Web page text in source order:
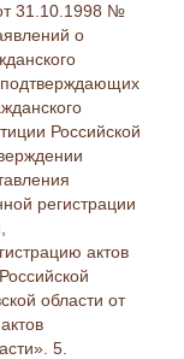
31.10.1998 №
о
подтверждающих
Российской
регистрации
актов
области от
5.